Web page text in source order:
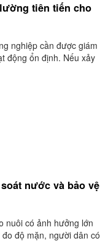
tiên tiến cho
nghiệp cần được giám
động ổn định. Nếu xảy
nước và bảo vệ
nuôi có ảnh hưởng lớn
độ mặn, người dân có